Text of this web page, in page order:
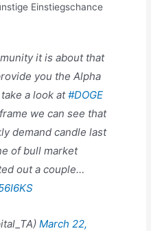
Einstiegschance
it is about that
you the Alpha
a look at#DOGE
we can see that
demand candle last
of bull market
out a couple…
March 22,